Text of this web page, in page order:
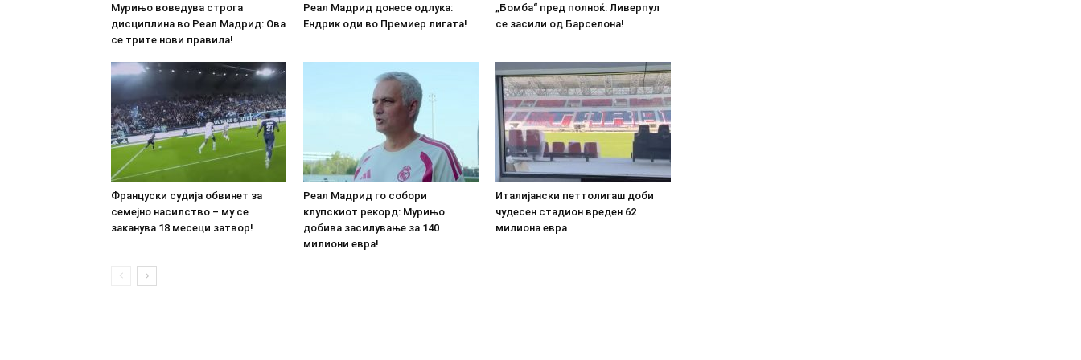
Мурињо воведува строга
дисциплина во Реал Мадрид: Ова
се трите нови правила!
Реал Мадрид донесе одлука:
Ендрик оди во Премиер лигата!
„Бомба“ пред полноќ: Ливерпул
се засили од Барселона!
Француски судија обвинет за
семејно насилство – му се
заканува 18 месеци затвор!
Реал Мадрид го собори
клупскиот рекорд: Мурињо
добива засилување за 140
милиони евра!
Италијански петтолигаш доби
чудесен стадион вреден 62
милиона евра